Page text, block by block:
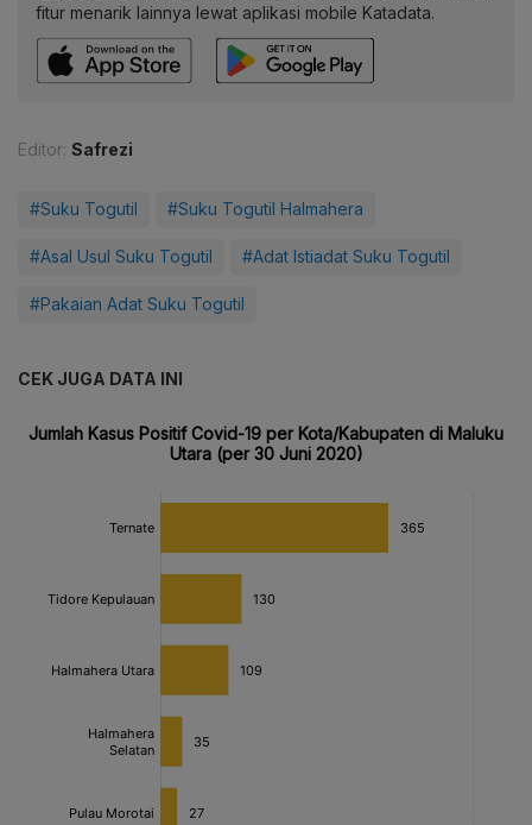
fitur menarik lainnya lewat aplikasi mobile Katadata.
Editor: Safrezi
#Suku Togutil #Suku Togutil Halmahera
#Asal Usul Suku Togutil #Adat Istiadat Suku Togutil
#Pakaian Adat Suku Togutil
CEK JUGA DATA INI